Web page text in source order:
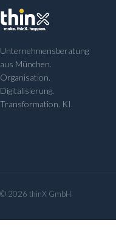
Unternehmensberatung
aus München.
Organisation.
Digitalisierung.
Transformation. KI.
© 2026 thinX GmbH